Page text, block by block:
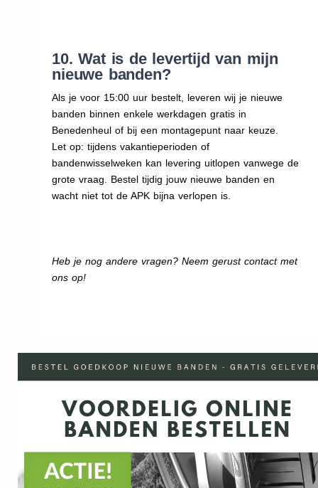
10. Wat is de levertijd van mijn
nieuwe banden?
Als je voor 15:00 uur bestelt, leveren wij je nieuwe
banden binnen enkele werkdagen gratis in
Benedenheul of bij een montagepunt naar keuze.
Let op: tijdens vakantieperioden of
bandenwisselweken kan levering uitlopen vanwege de
grote vraag. Bestel tijdig jouw nieuwe banden en
wacht niet tot de APK bijna verlopen is.
Heb je nog andere vragen? Neem gerust contact met
ons op!